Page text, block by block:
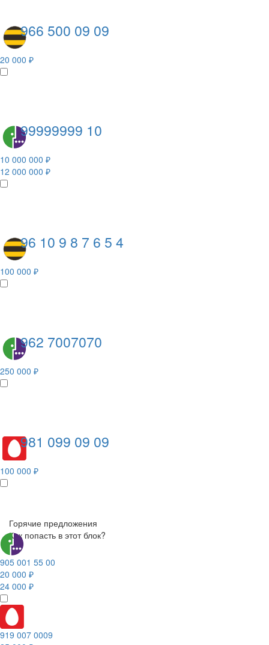
966 500 09 09
20 000 ₽
99999999 10
10 000 000 ₽
12 000 000 ₽
96 10 9 8 7 6 5 4
100 000 ₽
962 7007070
250 000 ₽
981 099 09 09
100 000 ₽
Горячие предложения
Как попасть в этот блок?
905 001 55 00
20 000 ₽
24 000 ₽
919 007 0009